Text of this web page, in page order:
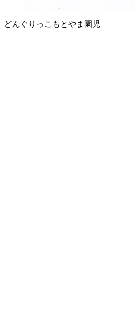
どんぐりっこもとやま園児